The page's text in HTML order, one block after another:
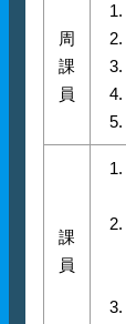
周
課
員
課
員